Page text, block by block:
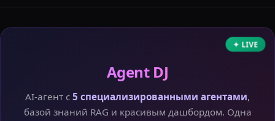
✦ LIVE
Agent DJ
AI-агент с 5 специализированными агентами,
базой знаний RAG и красивым дашбордом. Одна